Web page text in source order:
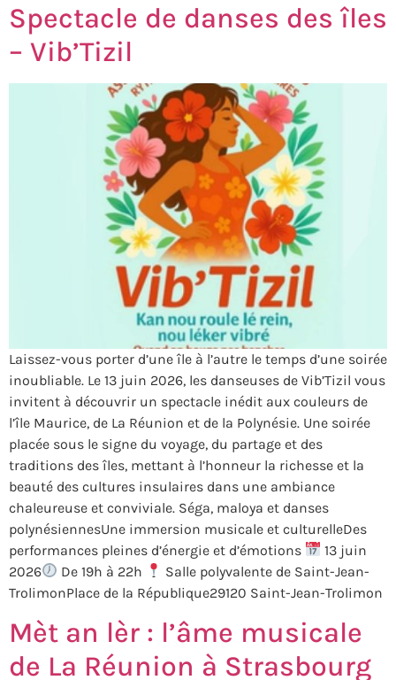
Spectacle de danses des îles
– Vib’Tizil
Laissez-vous porter d’une île à l’autre le temps d’une soirée
inoubliable. Le 13 juin 2026, les danseuses de Vib’Tizil vous
invitent à découvrir un spectacle inédit aux couleurs de
l’île Maurice, de La Réunion et de la Polynésie. Une soirée
placée sous le signe du voyage, du partage et des
traditions des îles, mettant à l’honneur la richesse et la
beauté des cultures insulaires dans une ambiance
chaleureuse et conviviale. Séga, maloya et danses
polynésiennesUne immersion musicale et culturelleDes
performances pleines d’énergie et d’émotions
13 juin
2026
De 19h à 22h
Salle polyvalente de Saint-Jean-
TrolimonPlace de la République29120 Saint-Jean-Trolimon
Mèt an lèr : l’âme musicale
de La Réunion à Strasbourg